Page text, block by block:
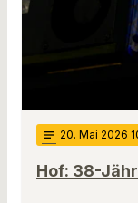
notes 20. Mai 2026
Hof: 38-